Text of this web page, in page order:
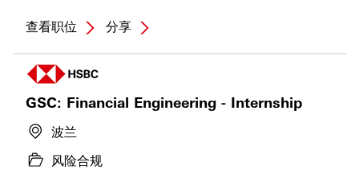
查看职位 分享
GSC: Financial Engineering - Internship
波兰
风险合规